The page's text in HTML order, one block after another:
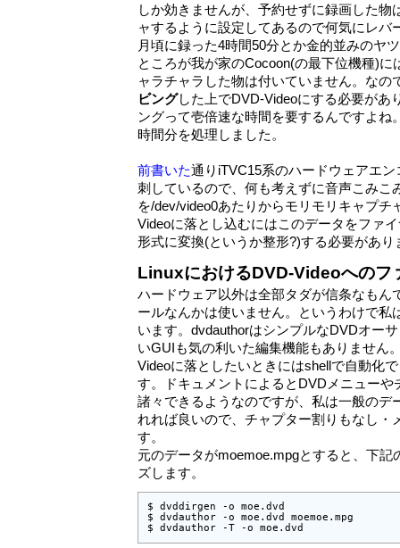
しか効きませんが、予約せずに録画した物
ャするように設定してあるので何気にレバ
月頃に録った4時間50分とか金的並みのヤ
ところが我が家のCocoon(の最下位機種)に
ャラチャラした物は付いていません。なの
ビングした上でDVD-Videoにする必要があ
ングって壱倍速な時間を要するんですよね
時間分を処理しました。
前書いた通りiTVC15系のハードウェアエ
刺しているので、何も考えずに音声こみこ
を/dev/video0あたりからモリモリキャプチ
Videoに落とし込むにはこのデータをファ
形式に変換(というか整形?)する必要があり
LinuxにおけるDVD-Videoへのフ
ハードウェア以外は全部タダが信条なもん
ールなんかは使いません。というわけで私
います。dvdauthorはシンプルなDVDオー
いGUIも気の利いた編集機能もありません
Videoに落としたいときにはshellで自動化
す。ドキュメントによるとDVDメニューや
諸々できるようなのですが、私は一般のデ
れれば良いので、チャプター割りもなし・
す。
元のデータがmoemoe.mpgとすると、下記
ズします。
$ dvddirgen -o moe.dvd
$ dvdauthor -o moe.dvd moemoe.mpg
$ dvdauthor -T -o moe.dvd